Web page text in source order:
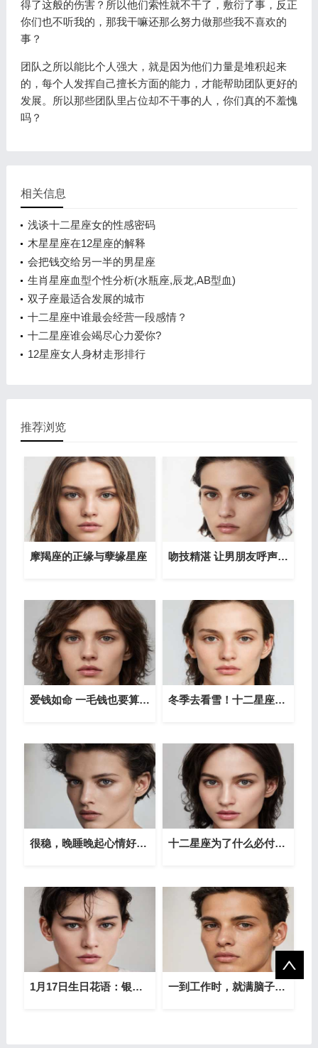
得了这般的伤害？所以他们索性就不干了，敷衍了事，反正
你们也不听我的，那我干嘛还那么努力做那些我不喜欢的
事？
团队之所以能比个人强大，就是因为他们力量是堆积起来
的，每个人发挥自己擅长方面的能力，才能帮助团队更好的
发展。所以那些团队里占位却不干事的人，你们真的不羞愧
吗？
相关信息
浅谈十二星座女的性感密码
木星星座在12星座的解释
会把钱交给另一半的男星座
生肖星座血型个性分析(水瓶座,辰龙,AB型血)
双子座最适合发展的城市
十二星座中谁最会经营一段感情？
十二星座谁会竭尽心力爱你?
12星座女人身材走形排行
推荐浏览
摩羯座的正缘与孽缘星座 吻技精湛 让男朋友呼声连连的星座女
爱钱如命 一毛钱也要算清的星座 冬季去看雪！十二星座最适合的赏雪旅行地
很稳，晚睡晚起心情好的星座 十二星座为了什么必付出代价？
1月17日生日花语：银莲花，1月17日是什么星座？ 一到工作时，就满脑子堵屎的星座